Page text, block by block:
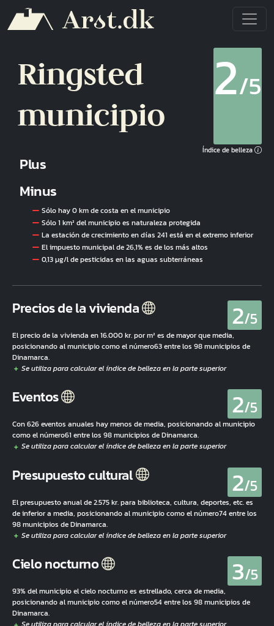
Ringsted
municipio
2/5
Índice de belleza
Plus
Minus
Sólo hay 0 km de costa en el municipio
Sólo 1 km² del municipio es naturaleza protegida
La estación de crecimiento en días 241 está en el extremo inferior
El impuesto municipal de 26,1% es de los más altos
0,13 µg/l de pesticidas en las aguas subterráneas
Precios de la vivienda 2/5
El precio de la vivienda en 16.000 kr. por m² es de mayor que media,
posicionando al municipio como el número63 entre los 98 municipios de
Dinamarca.
Eventos 2/5
Con 626 eventos anuales hay menos de media, posicionando al municipio
como el número61 entre los 98 municipios de Dinamarca.
Presupuesto cultural 2/5
El presupuesto anual de 2.575 kr. para biblioteca, cultura, deportes, etc. es
de inferior a media, posicionando al municipio como el número74 entre los
98 municipios de Dinamarca.
Cielo nocturno 3/5
93% del municipio el cielo nocturno es estrellado, cerca de media,
posicionando al municipio como el número54 entre los 98 municipios de
Dinamarca.